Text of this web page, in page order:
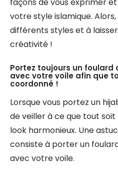
votre style islamique.
différents styles et à
créativité !
Portez toujours un foulard
avec votre voile afin que
coordonné !
Lorsque vous portez un
de veiller à ce que tout
look harmonieux. Une
consiste à porter un
avec votre voile.